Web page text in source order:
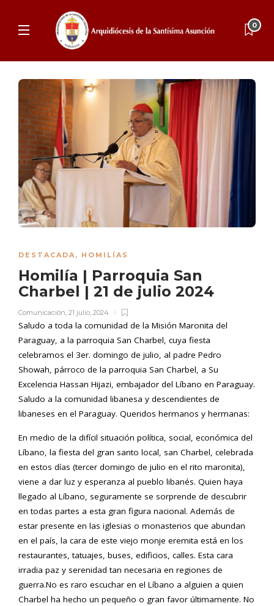
0
DESTACADA, HOMILÍAS
Homilía | Parroquia San
Charbel | 21 de julio 2024
Comunicación, 21 julio, 2024
Saludo a toda la comunidad de la Misión Maronita del
Paraguay, a la parroquia San Charbel, cuya fiesta
celebramos el 3er. domingo de julio, al padre Pedro
Showah, párroco de la parroquia San Charbel, a Su
Excelencia Hassan Hijazi, embajador del Líbano en Paraguay.
Saludo a la comunidad libanesa y descendientes de
libaneses en el Paraguay. Queridos hermanos y hermanas:
En medio de la difícil situación política, social, económica del
Líbano, la fiesta del gran santo local, san Charbel, celebrada
en estos días (tercer domingo de julio en el rito maronita),
viene a dar luz y esperanza al pueblo libanés. Quien haya
llegado al Líbano, seguramente se sorprende de descubrir
en todas partes a esta gran figura nacional. Además de
estar presente en las iglesias o monasterios que abundan
en el país, la cara de este viejo monje eremita está en los
restaurantes, tatuajes, buses, edificios, calles. Esta cara
irradia paz y serenidad tan necesaria en regiones de
guerra.No es raro escuchar en el Líbano a alguien a quien
Charbel ha hecho un pequeño o gran favor últimamente. No